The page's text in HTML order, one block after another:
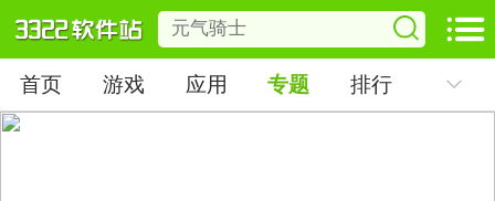
首页 游戏 应用 专题 排行